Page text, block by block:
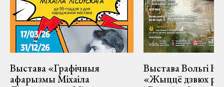
Выстава «Графічныя
афарызмы Міхаіла
Выстава Вольгі
«Жыццё дзвюх